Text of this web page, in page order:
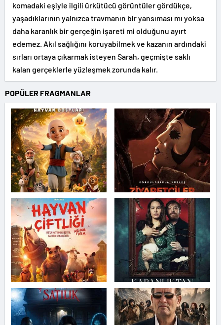
komadaki eşiyle ilgili ürkütücü görüntüler gördükçe,
yaşadıklarının yalnızca travmanın bir yansıması mı yoksa
daha karanlık bir gerçeğin işareti mi olduğunu ayırt
edemez. Akıl sağlığını koruyabilmek ve kazanın ardındaki
sırları ortaya çıkarmak isteyen Sarah, geçmişte saklı
kalan gerçeklerle yüzleşmek zorunda kalır.
POPÜLER FRAGMANLAR